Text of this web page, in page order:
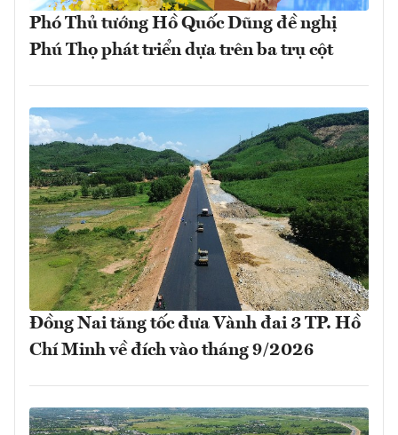
Phó Thủ tướng Hồ Quốc Dũng đề nghị
Phú Thọ phát triển dựa trên ba trụ cột
Đồng Nai tăng tốc đưa Vành đai 3 TP. Hồ
Chí Minh về đích vào tháng 9/2026